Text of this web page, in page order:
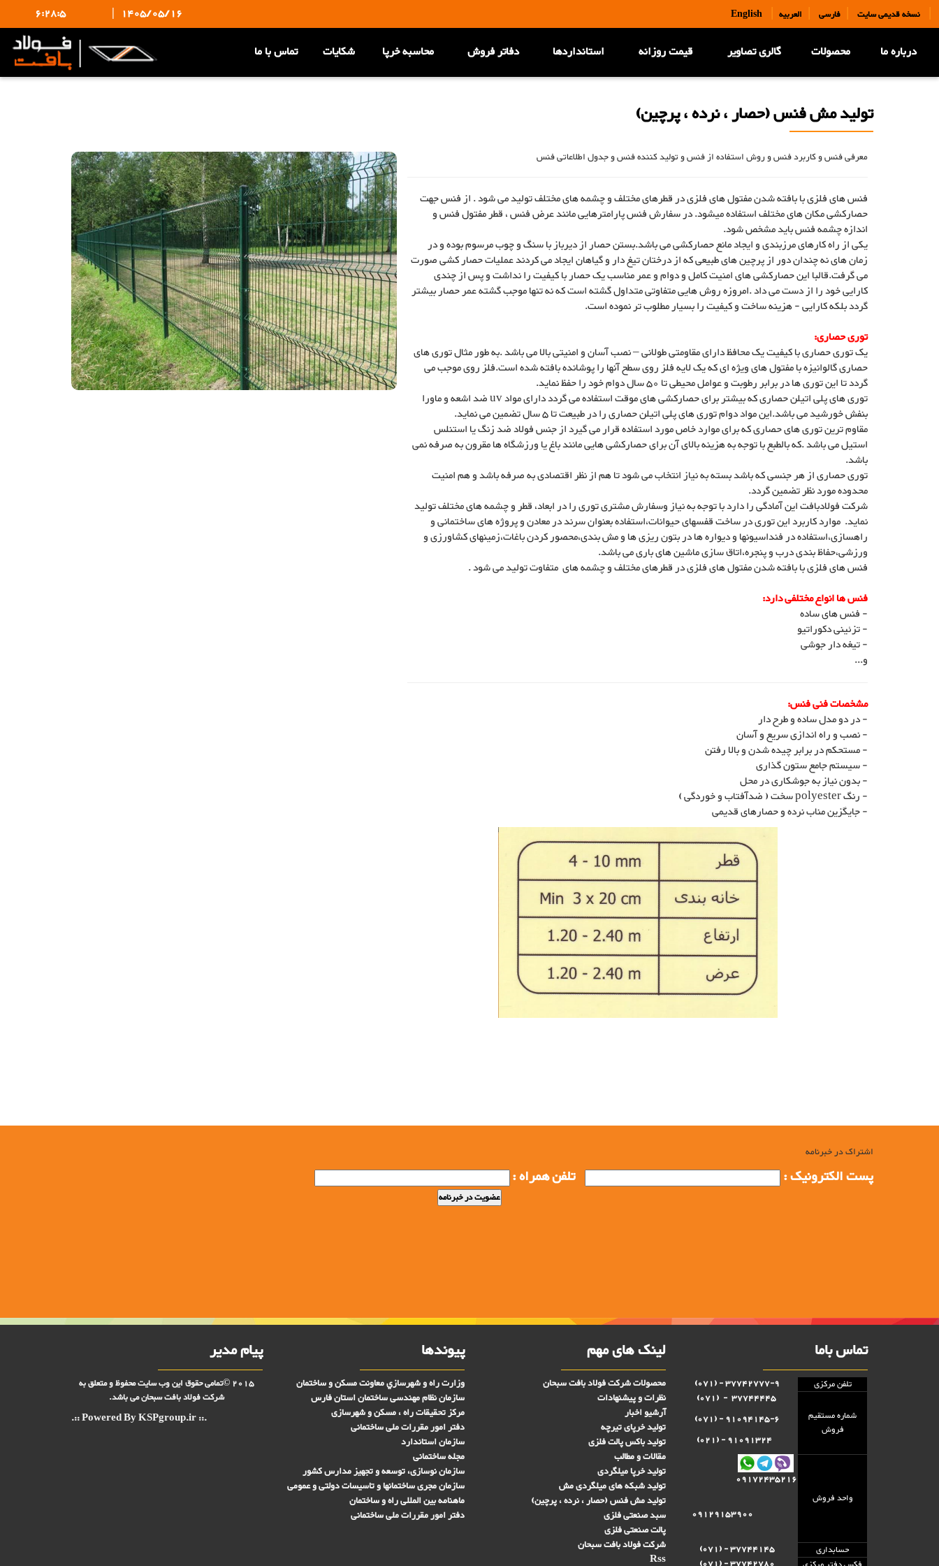
English| نسخه قدیمی سایت |فارسی | العربیه |
1405/05/16
|
6:28:5
درباره ما محصولات گالری تصاویر قیمت روزانه استانداردها دفاتر فروش محاسبه خرپا شکایات تماس با ما
تولید مش فنس (حصار ، نرده ، پرچین)
معرفی فنس و کاربرد فنس و روش استفاده از فنس و تولید کننده فنس و جدول اطلاعاتی فنس
فنس های فلزی با بافته شدن مفتول های فلزی در قطرهای مختلف و چشمه های مختلف تولید می شود . از فنس جهت
حصارکشی مکان های مختلف استفاده میشود. در سفارش فنس پارامترهایی مانند عرض فنس ، قطر مفتول فنس و
اندازه چشمه فنس باید مشخص شود.
یکی از راه کارهای مرزبندی و ایجاد مانع حصارکشی می باشد.بستن حصار از دیرباز با سنگ و چوب مرسوم بوده و در
زمان های نه چندان دور از پرچین های طبیعی که از درختان تیغ دار و گیاهان ایجاد می کردند عملیات حصار کشی صورت
می گرفت.قالبا این حصارکشی های امنیت کامل و دوام و عمر مناسب یک حصار با کیفیت را نداشت و پس از چندی
کارایی خود را از دست می داد .امروزه روش هایی متفاوتی متداول گشته است که نه تنها موجب گشته عمر حصار بیشتر
گردد بلکه کارایی - هزینه ساخت و کیفیت را بسیار مطلوب تر نموده است.
توری حصاری:
یک توری حصاری با کیفیت یک محافظ دارای مقاومتی طولانی – نصب آسان و امنیتی بالا می باشد .به طور مثال توری های
حصاری گالوانیزه با مفتول های ویژه ای که یک لایه فلز روی سطح آنها را پوشانده بافته شده است.فلز روی موجب می
گردد تا این توری ها در برابر رطوبت و عوامل محیطی تا 50 سال دوام خود را حفظ نماید.
توری های پلی اتیلن حصاری که بیشتر برای حصارکشی های موقت استفاده می گردد دارای مواد uv ضد اشعه و ماورا
بنفش خورشید می باشد.این مواد دوام توری های پلی اتیلن حصاری را در طبیعت تا 5 سال تضمین می نماید.
مقاوم ترین توری های حصاری که برای موارد خاص مورد استفاده قرار می گیرد از جنس فولاد ضد زنگ یا استنلس
استیل می باشد .که بالطبع با توجه به هزینه بالای آن برای حصارکشی هایی مانند باغ یا ورزشگاه ها مقرون به صرفه نمی
باشد.
توری حصاری از هر جنسی که باشد بسته به نیاز انتخاب می شود تا هم از نظر اقتصادی به صرفه باشد و هم امنیت
محدوده مورد نظر تضمین گردد.
شرکت فولادبافت این آمادگی را دارد با توجه به نیاز وسفارش مشتری توری را در ابعاد، قطر و چشمه های مختلف تولید
نماید. موارد کاربرد این توری در ساخت قفسهای حیوانات،استفاده بعنوان سرند در معادن و پروژه های ساختمانی و
راهسازی،استفاده در فنداسیونها و دیواره ها در بتون ریزی ها و مش بندی،محصور کردن باغات،زمینهای کشاورزی و
ورزشی،حفاظ بندی درب و پنجره،اتاق سازی ماشین های باری می باشد.
فنس های فلزی با بافته شدن مفتول های فلزی در قطرهای مختلف و چشمه های متفاوت تولید می شود .
فنس ها انواع مختلفی دارد:
- فنس های ساده
- تزئینی دکوراتیو
- تیغه دار جوشی
و...
مشخصات فنی فنس:
- در دو مدل ساده و طرح دار
- نصب و راه اندازی سریع و آسان
- مستحکم در برابر چیده شدن و بالا رفتن
- سیستم جامع ستون گذاری
- بدون نیاز به جوشکاری در محل
- رنگ polyester سخت ( ضدآفتاب و خوردگی )
- جایگزین مناب نرده و حصارهای قدیمی
اشتراک در خبرنامه
پست الکترونیک : تلفن همراه :
تماس باما
تلفن مرکزی 37742777-9 - (071)
شماره مستقيم
فروش
37744445 - (071)
91094145-6 - (071)
91091324 - (021)
واحد فروش
09172435216
حسابداری
37744145 - (071)
لینک های مهم
محصولات شرکت فولاد بافت سبحان
نظرات و پیشنهادات
آرشیو اخبار
تولید خرپای تیرچه
تولید باکس پالت فلزی
مقالات و مطالب
تولید خرپا میلگردی
تولید شبکه های ميلگردی مش
تولید مش فنس (حصار ، نرده ، پرچین)
سبد صنعتی فلزی
پالت صنعتی فلزی
شرکت فولاد بافت سبحان
Rss
پیوندها
وزارت راه و شهرسازي معاونت مسکن و ساختمان
سازمان نظام مهندسی ساختمان استان فارس
مرکز تحقیقات راه ، مسکن و شهرسازی
دفتر امور مقررات ملی ساختمانی
سازمان استاندارد
مجله ساختمانی
سازمان نوسازی، توسعه و تجهیز مدارس کشور
سازمان مجری ساختمانها و تاسيسات دولتی و عمومی
ماهنامه بین المللی راه و ساختمان
دفتر امور مقررات ملی ساختمانی
پیام مدیر
2015 ©تمامی حقوق این وب سایت محفوظ و متعلق به
شرکت فولاد بافت سبحان می باشد.
.:: Powered By KSPgroup.ir ::.